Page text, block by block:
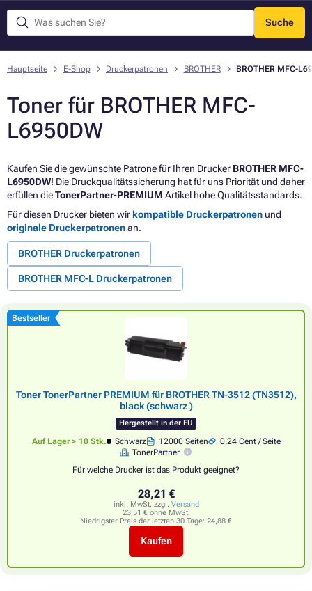
Suche
Menü
Hauptseite E-Shop Druckerpatronen BROTHER BROTHER MFC-
Toner für BROTHER MFC-
L6950DW
Kaufen Sie die gewünschte Patrone für Ihren Drucker BROTHER MFC-
L6950DW! Die Druckqualitätssicherung hat für uns Priorität und daher
erfüllen dieTonerPartner-PREMIUM Artikel hohe Qualitätsstandards.
Für diesen Drucker bieten wir kompatible Druckerpatronen und
originale Druckerpatronenan.
BROTHER Druckerpatronen
BROTHER MFC-L Druckerpatronen
Bestseller
Toner TonerPartner PREMIUM für BROTHER TN-3512 (TN3512),
black (schwarz )
Hergestellt in der EU
Auf Lager > 10 Stk. Schwarz 12000 Seiten
0,24 Cent / Seite
TonerPartner
Für welche Drucker ist das Produkt geeignet?
28,21 €
inkl. MwSt. zzgl. Versand
23,51 € ohne MwSt.
Niedrigster Preis der letzten 30 Tage: 24,88 €
Kaufen